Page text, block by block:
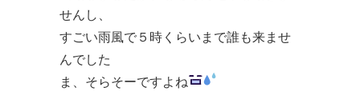
せんし、
すごい雨風で５時くらいまで誰も来ませ
んでした
ま、そらそーですよね